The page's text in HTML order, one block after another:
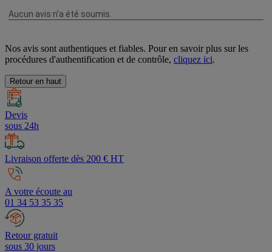
Nos avis sont authentiques et fiables. Pour en savoir plus sur les
procédures d'authentification et de contrôle, cliquez ici.
Retour en haut
Devis
sous 24h
Livraison offerte dès 200 € HT
A votre écoute au
01 34 53 35 35
Retour gratuit
sous 30 jours